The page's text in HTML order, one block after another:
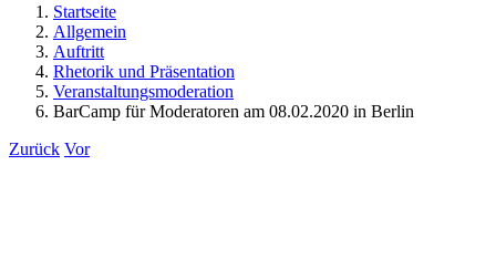
Startseite
Allgemein
Auftritt
Rhetorik und Präsentation
Veranstaltungsmoderation
BarCamp für Moderatoren am 08.02.2020 in Berlin
Zurück Vor